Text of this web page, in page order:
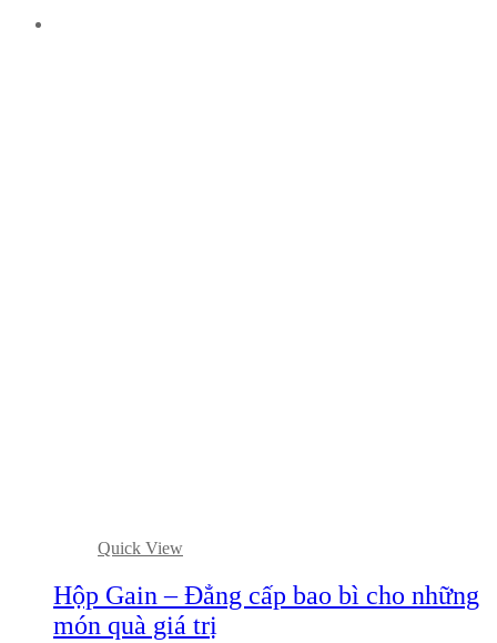
Quick View
Hộp Gain – Đẳng cấp bao bì cho những
món quà giá trị